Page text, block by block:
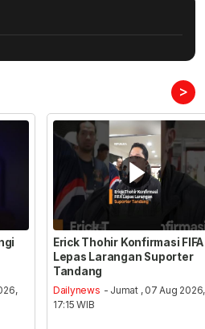
>
Erick Thohir Konfirmasi FIFA
Lepas Larangan Suporter
Tandang
Dailynews - Jumat , 07 Aug 2026,
17:15 WIB